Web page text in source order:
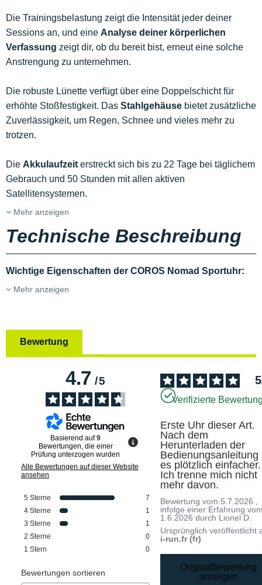
Die Trainingsbelastung zeigt die Intensität jeder deiner
Sessions an, und eine Analyse deiner körperlichen
Verfassung zeigt dir, ob du bereit bist, erneut eine solche
Anstrengung zu unternehmen.
Die robuste Lünette verfügt über eine Doppelschicht für
erhöhte Stoßfestigkeit. Das Stahlgehäuse bietet zusätzliche
Zuverlässigkeit, um Regen, Schnee und vieles mehr zu
trotzen.
Die Akkulaufzeit erstreckt sich bis zu 22 Tage bei täglichem
Gebrauch und 50 Stunden mit allen aktiven
Satellitensystemen.
Mehr anzeigen
Technische Beschreibung
Wichtige Eigenschaften der COROS Nomad Sportuhr:
Mehr anzeigen
Bewertung
4.7/5
Basierend auf9
Bewertungen, die einer
Prüfung unterzogen wurden
Alle Bewertungen auf dieser Website
ansehen
5 Sterne
7
4 Sterne
1
3 Sterne
1
2 Sterne
0
1 Stern 0
Bewertungen sortieren
5
Verifizierte
Erste Uhr dieser Art.
Nach dem
Herunterladen der
Bedienungsanleitung
es plötzlich einfacher.
Ich trenne mich nicht
mehr davon.
Bewertung vom 5.7.2026
infolge einer Erfahrung
1.6.2026 durch Lionel D.
Ursprünglich veröffentlicht
i-run.fr (fr)
Originalbewertung
anzeigen